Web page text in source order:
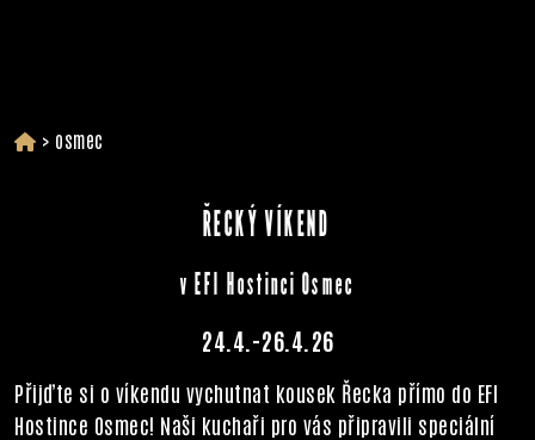
> osmec
ŘECKÝ VÍKEND
v EFI Hostinci Osmec
24.4.-26.4.26
Přijďte si o víkendu vychutnat kousek Řecka přímo do EFI
Hostince Osmec! Naši kuchaři pro vás připravili speciální